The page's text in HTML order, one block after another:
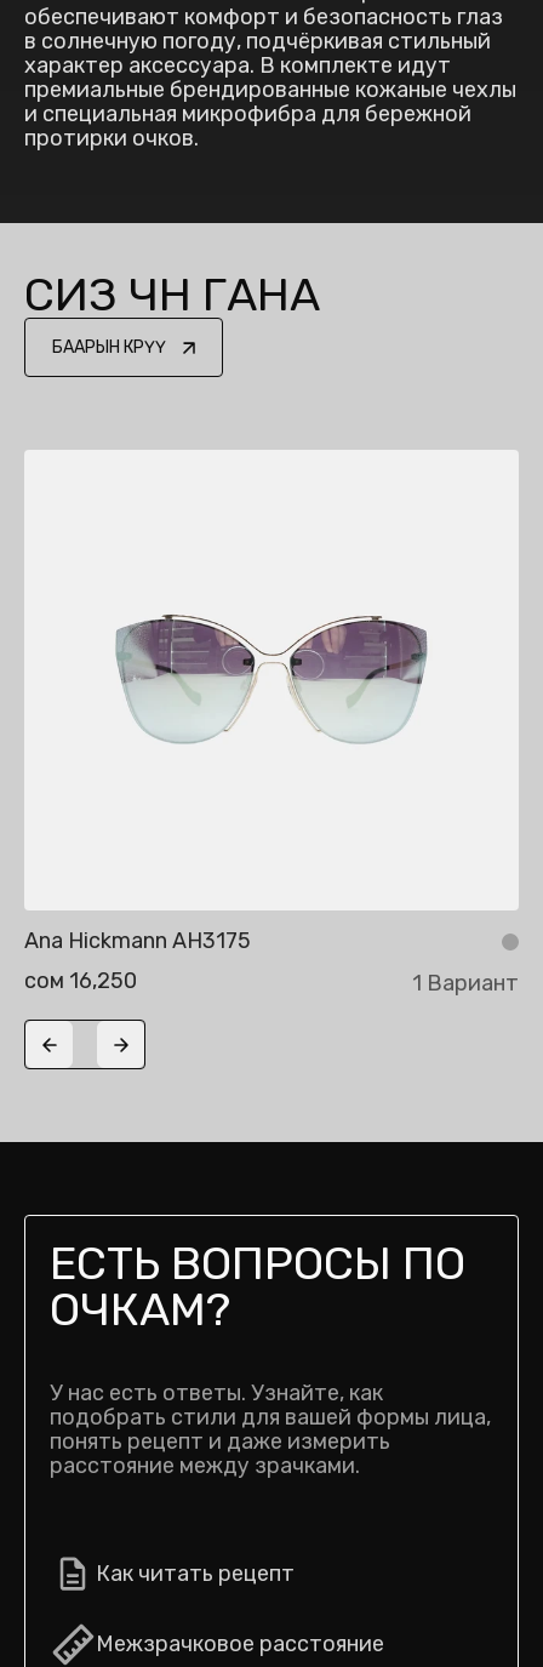
обеспечивают комфорт и безопасность глаз
в солнечную погоду, подчёркивая стильный
характер аксессуара. В комплекте идут
премиальные брендированные кожаные чехлы
и специальная микрофибра для бережной
протирки очков.
СИЗ ҮЧҮН ГАНА
БААРЫН КӨРҮҮ
Ana Hickmann AH3175
сом 16,250
1 Вариант
Previous slide
Next slide
ЕСТЬ ВОПРОСЫ ПО
ОЧКАМ?
У нас есть ответы. Узнайте, как
подобрать стили для вашей формы лица,
понять рецепт и даже измерить
расстояние между зрачками.
Как читать рецепт
Межзрачковое расстояние